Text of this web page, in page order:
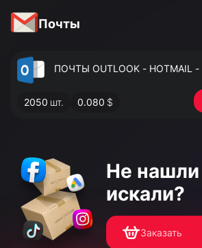
Почты
ПОЧТЫ OUTLOOK - HOTMAIL -
2050 шт. 0.080 $
Не нашли
искали?
Заказать